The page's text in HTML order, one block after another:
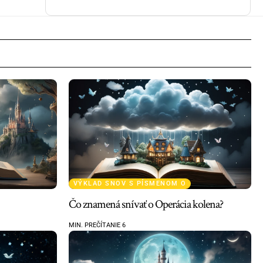
VÝKLAD SNOV S PÍSMENOM O
Čo znamená snívať o Operácia kolena?
MIN. PREČÍTANIE 6